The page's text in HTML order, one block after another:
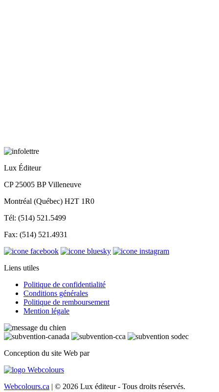
Lux Éditeur
CP 25005 BP Villeneuve
Montréal (Québec) H2T 1R0
Tél: (514) 521.5499
Fax: (514) 521.4931
Liens utiles
Politique de confidentialité
Conditions générales
Politique de remboursement
Mention légale
Conception du site Web par
Webcolours.ca | © 2026 Lux éditeur - Tous droits réservés.